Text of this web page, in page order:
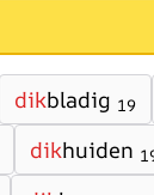
dikbladig 19
dikhuiden